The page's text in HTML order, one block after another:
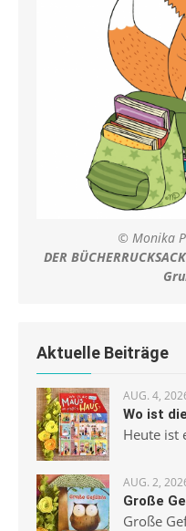
© Monika
DER
Aktuelle Beiträge
AUG. 4,
Wo ist
Heute ist
AUG. 2,
Große
Große